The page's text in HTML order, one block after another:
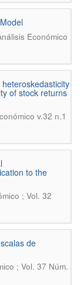
Económico
of stock returns
v.32 n.1
to the
; Vol. 32
de
; Vol. 37 Núm.